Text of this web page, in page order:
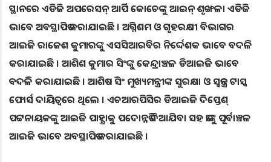
ସ୍ଥାନରେ ଏଡିଜି ଅପରେସନ୍ ଆର୍ପି କୋଚେଙ୍କୁ ଆଇନ୍ ଶୃଙ୍ଖଳା ଏଡିଜି
ଭାବେ ଅବସ୍ଥାପିତ କରାଯାଇଛି । ଅଗ୍ନିଶମ ଓ ଗୃହରକ୍ଷୀ ବିଭାଗର
ଆଇଜି ରାଜେଶ କୁମାରଙ୍କୁ ଏସସିଆରବିର ନିର୍ଦ୍ଦେଶକ ଭାବେ ବଦଳି
କରାଯାଇଛି । ଆଶିଶ କୁମାର ସିଂଙ୍କୁ କେନ୍ଦ୍ରାଞ୍ଚଳ ଡିଆଇଜି ଭାବେ
ବଦଳି କରାଯାଇଛି । ଆଶିଷ ସିଂ ମୁଖ୍ୟମନ୍ତ୍ରୀଙ୍କ ସୁରକ୍ଷା ଓ ସ୍ୱତନ୍ତ୍ର ଟାସ୍କ
ଫୋର୍ସ ଦାୟିତ୍ୱରେ ଥିଲେ । ଏଚଆରପିସିର ଡିଆଇଜି ଦିପ୍ତେଶ୍
ପଟ୍ଟନାୟକଙ୍କୁ ଆଇଜି ପାହ୍ଯାକୁ ପଦୋନ୍ନତି ଦିଆଯିବା ସହ ତାଙ୍କୁ ପୂର୍ବାଞ୍ଚଳ
ଆଇଜି ଭାବେ ଅବସ୍ଥାପିତ କରାଯାଇଛି ।